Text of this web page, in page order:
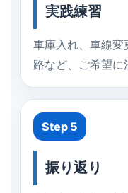
実践練習
車庫入れ、車線変
路など、ご希望に
Step 5
振り返り